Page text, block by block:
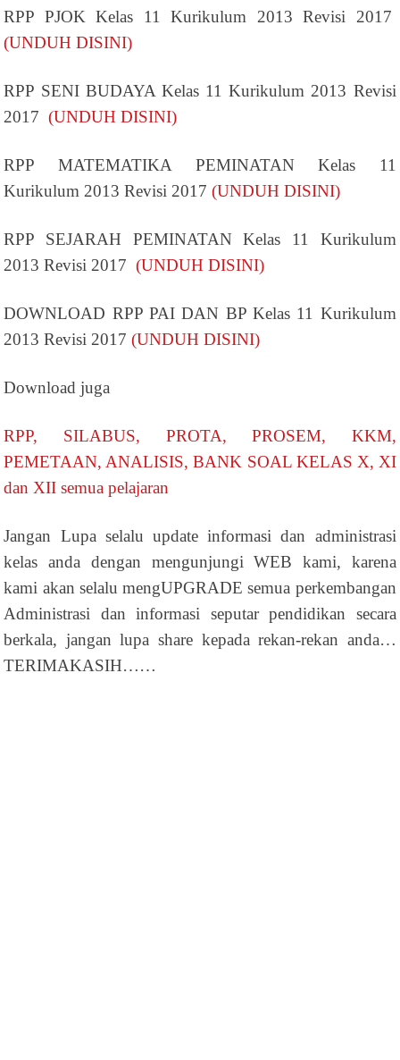
RPP PJOK Kelas 11 Kurikulum 2013 Revisi 2017
(UNDUH DISINI)
RPP SENI BUDAYA Kelas 11 Kurikulum 2013 Revisi
2017(UNDUH DISINI)
RPP MATEMATIKA PEMINATAN Kelas 11
Kurikulum 2013 Revisi 2017(UNDUH DISINI)
RPP SEJARAH PEMINATAN Kelas 11 Kurikulum
2013 Revisi 2017(UNDUH DISINI)
DOWNLOAD RPP PAI DAN BP Kelas 11 Kurikulum
2013 Revisi 2017(UNDUH DISINI)
Download juga
RPP, SILABUS, PROTA, PROSEM, KKM,
PEMETAAN, ANALISIS, BANK SOAL KELAS X, XI
dan XII semua pelajaran
Jangan Lupa selalu update informasi dan administrasi
kelas anda dengan mengunjungi WEB kami, karena
kami akan selalu mengUPGRADE semua perkembangan
Administrasi dan informasi seputar pendidikan secara
berkala, jangan lupa share kepada rekan-rekan anda…
TERIMAKASIH……